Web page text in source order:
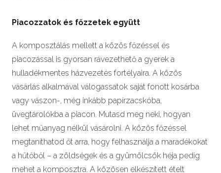
Piacozzatok és főzzetek együtt
A komposztálás mellett a közös főzéssel és
piacozással is gyorsan rávezethető a gyerek a
hulladékmentes házvezetés fortélyaira. A közös
vásárlás alkalmával válogassatok saját fonott kosárba
vagy vászon-, még inkább papírzacskóba,
üvegtárolókba a piacon. Mutasd meg neki, hogyan
lehet műanyag nélkül vásárolni. A közös főzéssel
megtaníthatod őt arra, hogy felhasználja a maradékokat
a hűtőből – a zöldségek és a gyümölcsök héja pedig
mehet a komposztra. A közösen elkészített ételt